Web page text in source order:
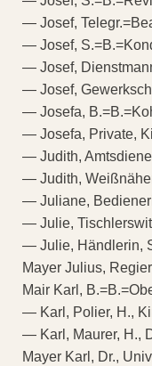
— Josef,
— Josef,
— Josef,
— Josef,
— Josefa,
— Josefa, Private,
— Judith,
— Judith,
— Juliane,
— Julie,
— Julie, Händlerin,
Mayer Julius,
Mair Karl,
— Karl, Polier, H.,
— Karl, Maurer, H.,
Mayer Karl, Dr.,